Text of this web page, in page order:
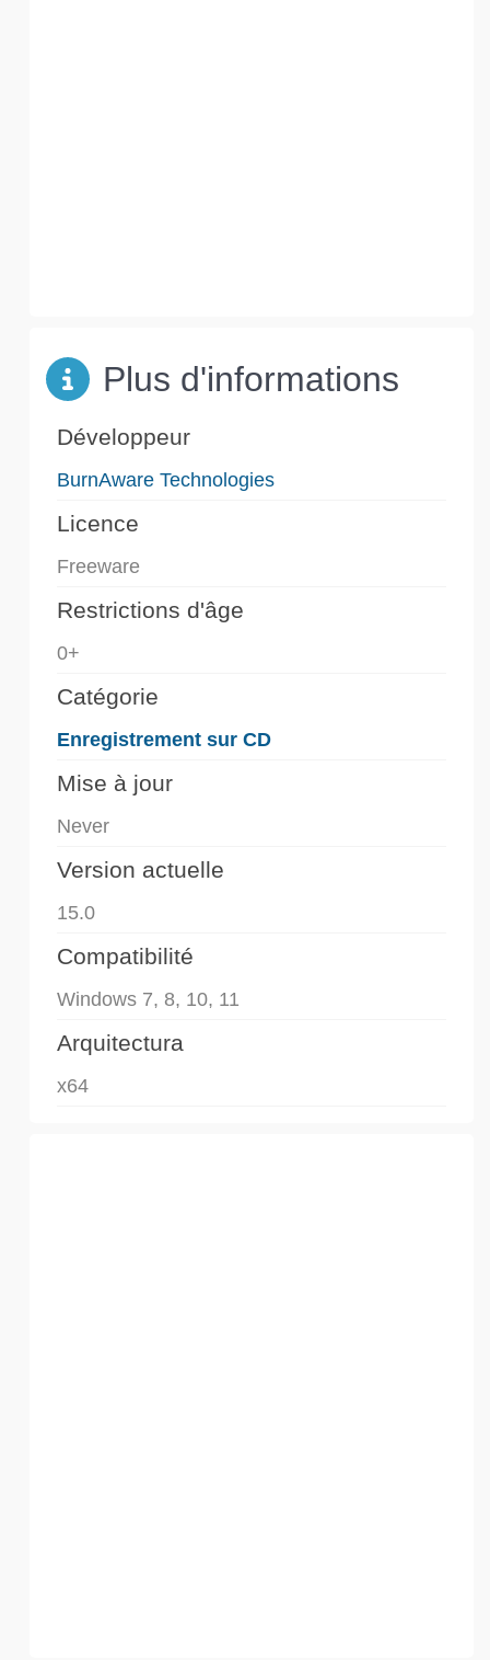
Plus d'informations
Développeur
BurnAware Technologies
Licence
Freeware
Restrictions d'âge
0+
Catégorie
Enregistrement sur CD
Mise à jour
Never
Version actuelle
15.0
Compatibilité
Windows 7, 8, 10, 11
Arquitectura
x64